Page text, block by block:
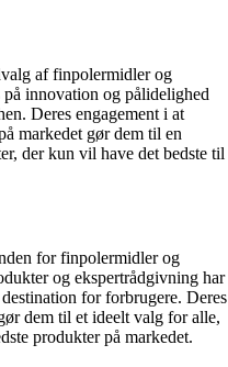
af finpolermidler og
innovation og pålidelighed
Deres engagement i at
markedet gør dem til en
der kun vil have det bedste til
for finpolermidler og
og ekspertrådgivning har
for forbrugere. Deres
dem til et ideelt valg for alle,
produkter på markedet.